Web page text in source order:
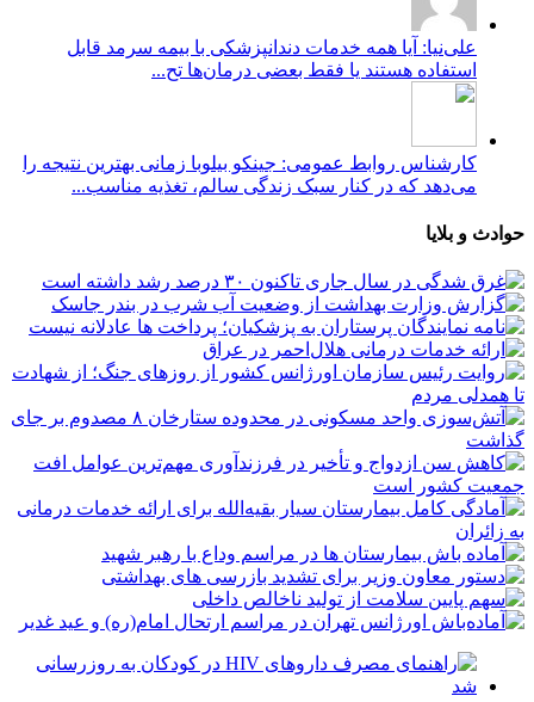
علی‌نیا: آیا همه خدمات دندانپزشکی با بیمه سرمد قابل
استفاده هستند یا فقط بعضی درمان‌ها تح...
کارشناس روابط عمومی: جینکو بیلوبا زمانی بهترین نتیجه را
می‌دهد که در کنار سبک زندگی سالم، تغذیه مناسب...
حوادث و بلایا